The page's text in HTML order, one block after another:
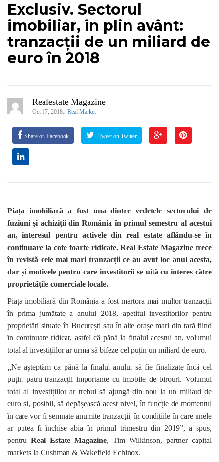
Exclusiv. Sectorul
imobiliar, în plin avânt:
tranzacții de un miliard de
euro în 2018
Realestate Magazine
Oct 17, 2018, Real Market
Share on Facebook Tweet on Twitter
Piața imobiliară a fost una dintre vedetele sectorului de
fuziuni și achiziții din România în primul semestru al acestui
an, interesul pentru activele din real estate aflându-se în
continuare la cote foarte ridicate.Real Estate Magazine trece
în revistă cele mai mari tranzacții ce au avut loc anul acesta,
dar și motivele pentru care investitorii se uită cu interes către
proprietățile comerciale locale.
Piața imobiliară din România a fost martora mai multor tranzacții
în prima jumătate a anului 2018, apetitul investitorilor pentru
proprietăți situate în București sau în alte orașe mari din țară fiind
în continuare ridicat, astfel că până la finalul acestui an, volumul
total al investițiilor ar urma să bifeze cel puțin un miliard de euro.
„Ne așteptăm ca până la finalul anului să fie finalizate încă cel
puțin patru tranzacții importante cu imobile de birouri. Volumul
total al investițiilor ar trebui să ajungă din nou la un miliard de
euro și, posibil, să depășească acest nivel, în funcție de momentul
în care vor fi semnate anumite tranzacții, în condițiile în care unele
ar putea fi închise abia în primul trimestru din 2019”, a spus,
pentruReal Estate Magazine, Tim Wilkinson, partner capital
markets la Cushman & Wakefield Echinox.